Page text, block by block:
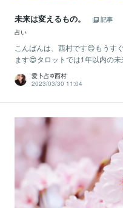
未来は変えるもの。
記事
占い
こんばんは、西村です😊もうす
ます😍タロットでは1年以内の
愛卜占✡西村
2023/03/30 11:04